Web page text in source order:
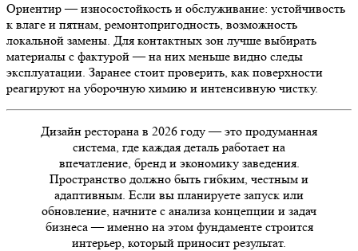
Ориентир — износостойкость и обслуживание: устойчивость
к влаге и пятнам, ремонтопригодность, возможность
локальной замены. Для контактных зон лучше выбирать
материалы с фактурой — на них меньше видно следы
эксплуатации. Заранее стоит проверить, как поверхности
реагируют на уборочную химию и интенсивную чистку.
Дизайн ресторана в 2026 году — это продуманная
система, где каждая деталь работает на
впечатление, бренд и экономику заведения.
Пространство должно быть гибким, честным и
адаптивным. Если вы планируете запуск или
обновление, начните с анализа концепции и задач
бизнеса — именно на этом фундаменте строится
интерьер, который приносит результат.